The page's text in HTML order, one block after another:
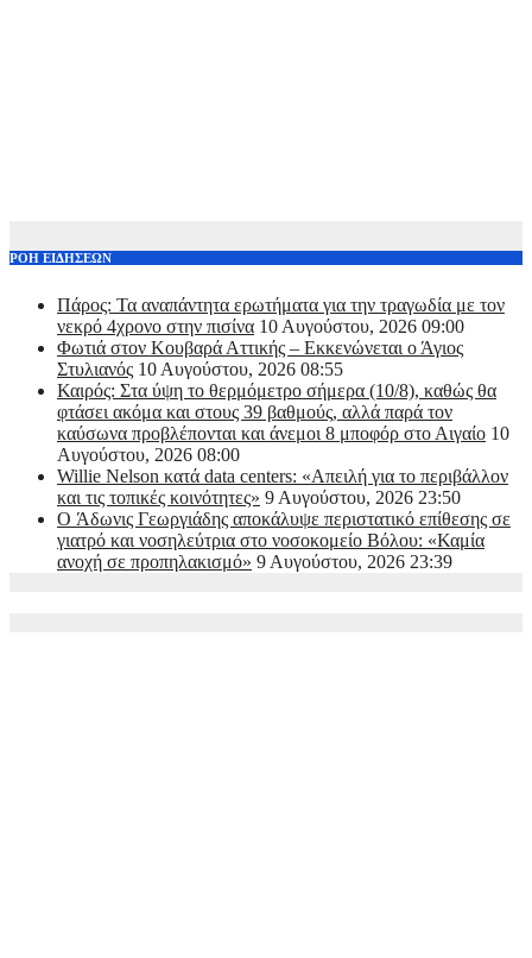
ΡΟΗ ΕΙΔΗΣΕΩΝ
Πάρος: Τα αναπάντητα ερωτήματα για την τραγωδία με τον
νεκρό 4χρονο στην πισίνα 10 Αυγούστου, 2026 09:00
Φωτιά στον Κουβαρά Αττικής – Εκκενώνεται ο Άγιος
Στυλιανός 10 Αυγούστου, 2026 08:55
Καιρός: Στα ύψη το θερμόμετρο σήμερα (10/8), καθώς θα
φτάσει ακόμα και στους 39 βαθμούς, αλλά παρά τον
καύσωνα προβλέπονται και άνεμοι 8 μποφόρ στο Αιγαίο 10
Αυγούστου, 2026 08:00
Willie Nelson κατά data centers: «Απειλή για το περιβάλλον
και τις τοπικές κοινότητες» 9 Αυγούστου, 2026 23:50
O Άδωνις Γεωργιάδης αποκάλυψε περιστατικό επίθεσης σε
γιατρό και νοσηλεύτρια στο νοσοκομείο Βόλου: «Καμία
ανοχή σε προπηλακισμό» 9 Αυγούστου, 2026 23:39